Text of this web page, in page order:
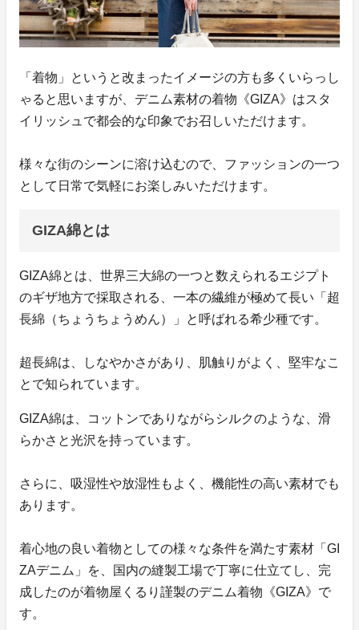
「着物」というと改まったイメージの方も多くいらっし
ゃると思いますが、デニム素材の着物《GIZA》はスタ
イリッシュで都会的な印象でお召しいただけます。
様々な街のシーンに溶け込むので、ファッションの一つ
として日常で気軽にお楽しみいただけます。
GIZA綿とは
GIZA綿とは、世界三大綿の一つと数えられるエジプト
のギザ地方で採取される、一本の繊維が極めて長い「超
長綿（ちょうちょうめん）」と呼ばれる希少種です。
超長綿は、しなやかさがあり、肌触りがよく、堅牢なこ
とで知られています。
GIZA綿は、コットンでありながらシルクのような、滑
らかさと光沢を持っています。
さらに、吸湿性や放湿性もよく、機能性の高い素材でも
あります。
着心地の良い着物としての様々な条件を満たす素材「GI
ZAデニム」を、国内の縫製工場で丁寧に仕立てし、完
成したのが着物屋くるり謹製のデニム着物《GIZA》で
す。